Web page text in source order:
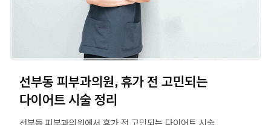
선부동 피부과의원, 휴가 전 고민되는
다이어트 시술 정리
선부동 피부과의원에서 휴가 전 고민되는 다이어트 시술,